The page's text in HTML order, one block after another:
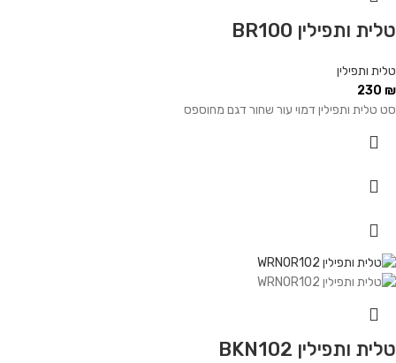
טלית ותפילין BR100
טלית ותפילין
230 ₪
סט טלית ותפילין דמוי עור שחור דגם מחוספס
טלית ותפילין BKN102